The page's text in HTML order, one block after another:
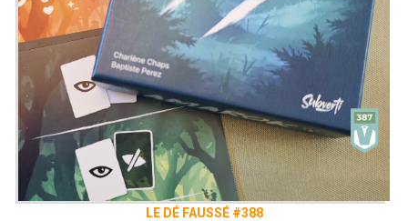
LE DÉ FAUSSÉ #388